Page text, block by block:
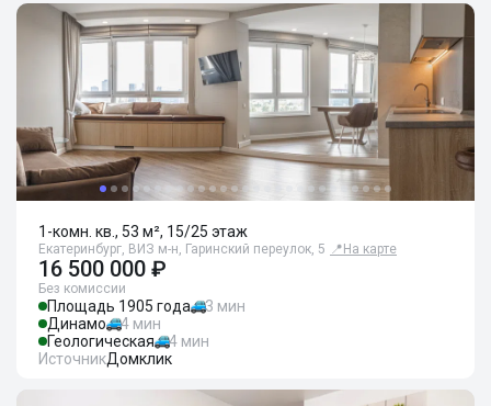
1-комн. кв., 53 м², 15/25 этаж
Екатеринбург, ВИЗ м-н, Гаринский переулок, 5 📍 На карте
16 500 000 ₽
Без комиссии
Площадь 1905 года
3 мин
Динамо
4 мин
Геологическая
4 мин
ИсточникДомклик